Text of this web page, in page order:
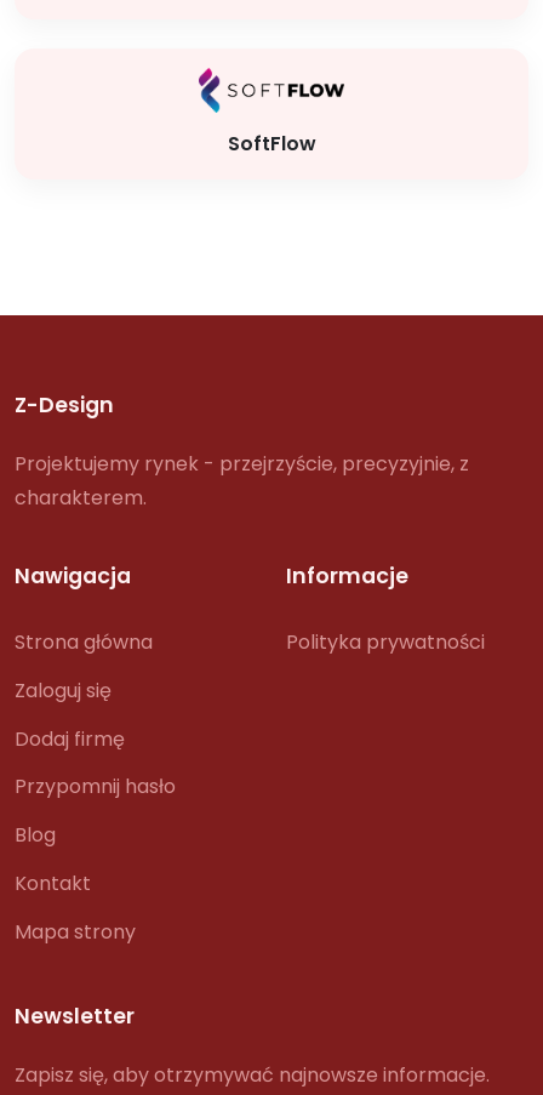
SoftFlow
Z-Design
Projektujemy rynek - przejrzyście, precyzyjnie, z
charakterem.
Nawigacja
Strona główna
Zaloguj się
Dodaj firmę
Przypomnij hasło
Blog
Kontakt
Mapa strony
Informacje
Polityka prywatności
Newsletter
Zapisz się, aby otrzymywać najnowsze informacje.